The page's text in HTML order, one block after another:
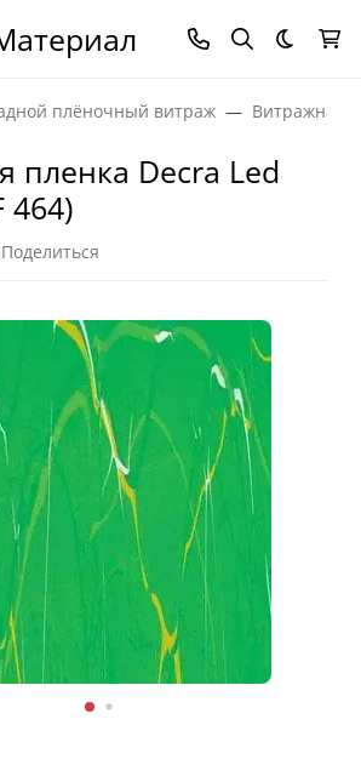
Темная
плёночный витраж Витражная
пленка Decra Led
464)
Поделиться